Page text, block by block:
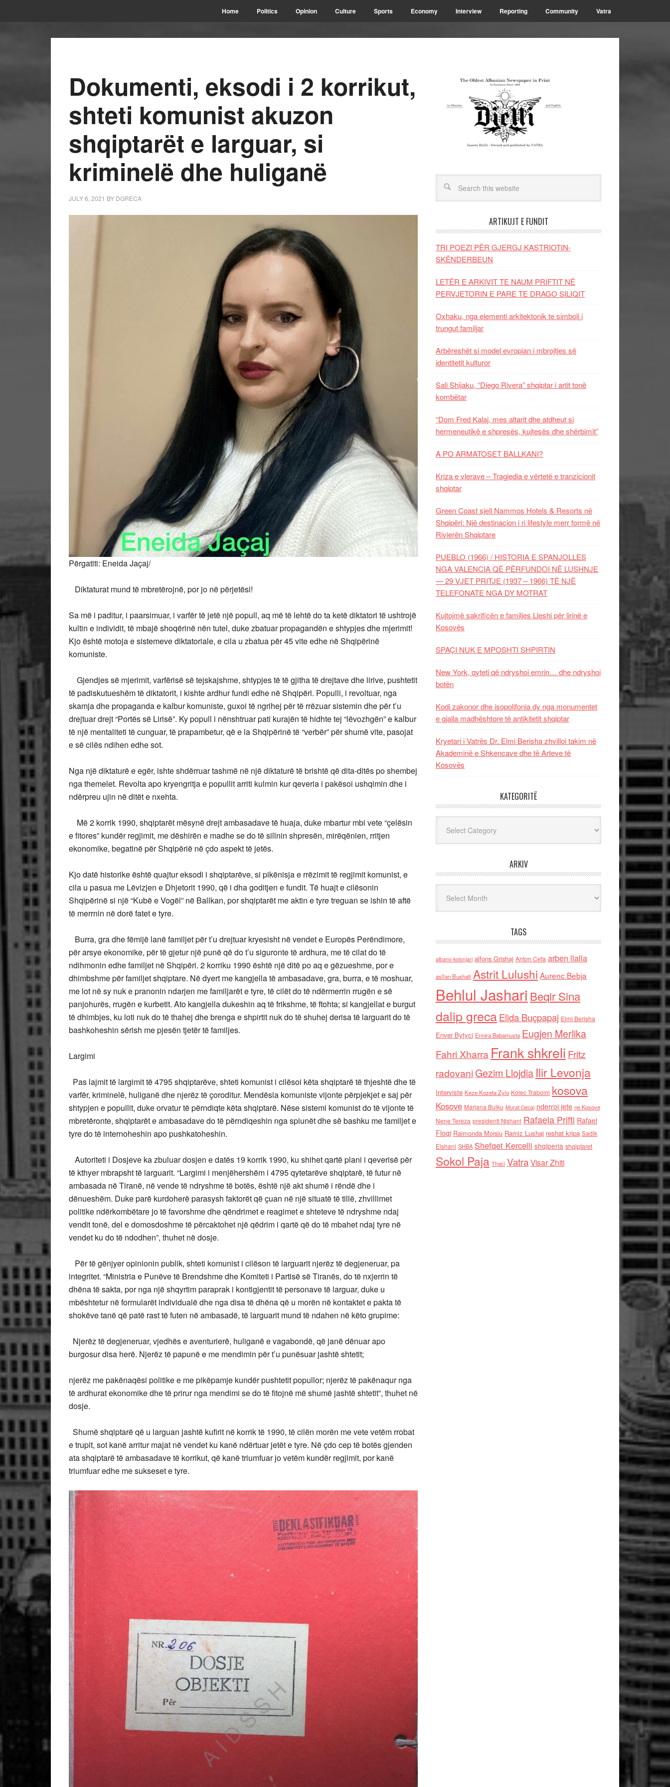
Home Politics Opinion Culture Sports Economy Interview Reporting Community Vatra
Dokumenti, eksodi i 2 korrikut,
shteti komunist akuzon
shqiptarët e larguar, si
kriminelë dhe huliganë
JULY 6, 2021 BY DGRECA
Përgatiti: Eneida Jaçaj/
Diktaturat mund të mbretërojnë, por jo në përjetësi!
Sa më i paditur, i paarsimuar, i varfër të jetë një popull, aq më të lehtë do ta ketë diktatori të ushtrojë
kultin e individit, të mbajë shoqërinë nën tutel, duke zbatuar propagandën e shtypjes dhe mjerimit!
Kjo është motoja e sistemeve diktatoriale, e cila u zbatua për 45 vite edhe në Shqipërinë
komuniste.
Gjendjes së mjerimit, varfërisë së tejskajshme, shtypjes të të gjitha të drejtave dhe lirive, pushtetit
të padiskutueshëm të diktatorit, i kishte ardhur fundi edhe në Shqipëri. Populli, i revoltuar, nga
skamja dhe propaganda e kalbur komuniste, guxoi të ngrihej për të rrëzuar sistemin dhe për t’u
drejtuar drejt “Portës së Lirisë”. Ky popull i nënshtruar pati kurajën të hidhte tej “lëvozhgën” e kalbur
të një mentaliteti të cunguar, të prapambetur, që e la Shqipërinë të “verbër” për shumë vite, pasojat
e së cilës ndihen edhe sot.
Nga një diktaturë e egër, ishte shdërruar tashmë në një diktaturë të brishtë që dita-ditës po shembej
nga themelet. Revolta apo kryengritja e popullit arriti kulmin kur qeveria i pakësoi ushqimin dhe i
ndërpreu ujin në ditët e nxehta.
Më 2 korrik 1990, shqiptarët mësynë drejt ambasadave të huaja, duke mbartur mbi vete “çelësin
e fitores” kundër regjimit, me dëshirën e madhe se do të sillnin shpresën, mirëqënien, rritjen
ekonomike, begatinë për Shqipërië në çdo aspekt të jetës.
Kjo datë historike është quajtur eksodi i shqiptarëve, si pikënisja e rrëzimit të regjimit komunist, e
cila u pasua me Lëvizjen e Dhjetorit 1990, që i dha goditjen e fundit. Të huajt e cilësonin
Shqipërinë si një “Kubë e Vogël” në Ballkan, por shqiptarët me aktin e tyre treguan se ishin të aftë
të merrnin në dorë fatet e tyre.
Burra, gra dhe fëmijë lanë familjet për t’u drejtuar kryesisht në vendet e Europës Perëndimore,
për arsye ekonomike, për të gjetur një punë që do t’u siguronte të ardhura, me të cilat do të
ndihmonin edhe familjet në Shqipëri. 2 korriku 1990 është një ditë po aq e gëzueshme, por e
dhimbshme për familjet shqiptare. Në dyert me kangjella të ambasadave, gra, burra, e të moshuar,
me lot në sy nuk e pranonin ndarjen me familjarët e tyre, të cilët do të ndërmerrin rrugën e së
panjohurës, rrugën e kurbetit. Ato kangjella dukeshin aq të frikshme, të ftohta; si kangjellat e burgut
të dhimbjes, ku loti nuk do të thahej dhe brenga e shpirtit nuk do të shuhej derisa të larguarit do të
bashkoheshin sërish me pjesën tjetër të familjes.
Largimi
Pas lajmit të largimit të 4795 shqiptarëve, shteti komunist i cilësoi këta shqiptarë të thjeshtë dhe të
varfër, kriminelë, huliganë dhe njerëz të çoroditur. Mendësia komuniste vijonte përpjekjet e saj për
shtypjen e popullit, duke orvatur të përndiqte këta shqiptarë. Nëse sistemi komunist do të vijonte të
mbretëronte, shqiptarët e ambasadave do të përndiqeshin nga spiunët dhe së bashku me familjet e
tyre do të internoheshin apo pushkatoheshin.
Autoriteti i Dosjeve ka zbuluar dosjen e datës 19 korrik 1990, ku shihet qartë plani i qeverisë për
të kthyer mbrapsht të larguarit. “Largimi i menjëhershëm i 4795 qytetarëve shqiptarë, të futur në
ambasada në Tiranë, në vende të ndryshme të botës, është një akt shumë i rëndë dhe i
dënueshëm. Duke parë kurdoherë parasysh faktorët që çuan në një situatë të tillë, zhvillimet
politike ndërkombëtare jo të favorshme dhe qëndrimet e reagimet e shteteve të ndryshme ndaj
vendit tonë, del e domosdoshme të përcaktohet një qëdrim i qartë që do të mbahet ndaj tyre në
vendet ku do të ndodhen”, thuhet në dosje.
Për të gënjyer opinionin publik, shteti komunist i cilëson të larguarit njerëz të degjeneruar, pa
integritet. “Ministria e Punëve të Brendshme dhe Komiteti i Partisë së Tiranës, do të nxjerrin të
dhëna të sakta, por nga një shqyrtim paraprak i kontigjentit të personave të larguar, duke u
mbështetur në formularët individualë dhe nga disa të dhëna që u morën në kontaktet e pakta të
shokëve tanë që patë rast të futen në ambasadë, të larguarit mund të ndahen në këto grupime:
Njerëz të degjeneruar, vjedhës e aventurierë, huliganë e vagabondë, që janë dënuar apo
burgosur disa herë. Njerëz të papunë e me mendimin për t’u punësuar jashtë shtetit;
njerëz me pakënaqësi politike e me pikëpamje kundër pushtetit popullor; njerëz të pakënaqur nga
të ardhurat ekonomike dhe të prirur nga mendimi se do të fitojnë më shumë jashtë shtetit”, thuhet në
dosje.
Shumë shqiptarë që u larguan jashtë kufirit në korrik të 1990, të cilën morën me vete vetëm rrobat
e trupit, sot kanë arritur majat në vendet ku kanë ndërtuar jetët e tyre. Në çdo cep të botës gjenden
ata shqiptarë të ambasadave të korrikut, që kanë triumfuar jo vetëm kundër regjimit, por kanë
triumfuar edhe me sukseset e tyre.
ARTIKUJT E FUNDIT
TRI POEZI PËR GJERGJ KASTRIOTIN-
SKËNDERBEUN
LETËR E ARKIVIT TE NAUM PRIFTIT NË
PERVJETORIN E PARE TE DRAGO SILIQIT
Oxhaku, nga elementi arkitektonik te simboli i
trungut familjar
Arbëreshët si model evropian i mbrojtjes së
identitetit kulturor
Sali Shijaku, “Diego Rivera” shqiptar i artit tonë
kombëtar
“Dom Fred Kalaj, mes altarit dhe atdheut si
hermeneutikë e shpresës, kujtesës dhe shërbimit”
A PO ARMATOSET BALLKANI?
Kriza e vlerave – Tragjedia e vërtetë e tranzicionit
shqiptar
Green Coast sjell Nammos Hotels & Resorts në
Shqipëri: Një destinacion i ri lifestyle merr formë në
Rivierën Shqiptare
PUEBLO (1966) / HISTORIA E SPANJOLLES
NGA VALENCIA QË PËRFUNDOI NË LUSHNJE
— 29 VJET PRITJE (1937 – 1966) TË NJË
TELEFONATE NGA DY MOTRAT
Kujtojmë sakrificën e familjes Lleshi për lirinë e
Kosovës
SPAÇI NUK E MPOSHTI SHPIRTIN
New York, qyteti që ndryshoi emrin… dhe ndryshoi
botën
Kodi zakonor dhe isopolifonia dy nga monumentet
e gjalla madhështore të antikitetit shqiptar
Kryetari i Vatrës Dr. Elmi Berisha zhvilloi takim në
Akademinë e Shkencave dhe të Arteve të
Kosovës
KATEGORITË
ARKIV
TAGS
albano kolonjari alfons Grishaj Anton Cefa arben llalla
asllan Bushati Astrit Lulushi Aurenc Bebja
Behlul Jashari Beqir Sina
dalip grecaElida Buçpapaj Elmi Berisha
Enver Bytyci Ermira Babamusta Eugjen Merlika
Fahri Xharra Frank shkreli Fritz
radovaniGezim Llojdia Ilir Levonja
Interviste Keze Kozeta Zylo Kolec Traboini kosova
Kosove Marjana Bulku Murat Gecaj nderroi jete ne Kosove
Nene Tereza presidenti Nishani Rafaela Prifti Rafael
Floqi Raimonda Moisiu Ramiz Lushaj reshat kripa Sadik
Elshani SHBA Shefqet Kercelli shqiperia shqiptaret
Sokol Paja Thaci VatraVisar Zhiti